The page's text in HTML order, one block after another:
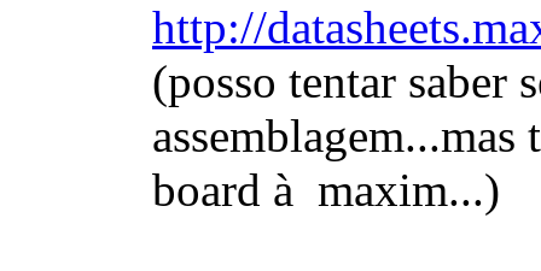
http://
(posso tentar saber
board à maxim...)